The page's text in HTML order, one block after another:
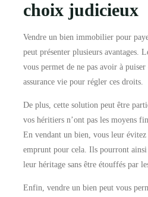
choix judicieux
Vendre un bien immobilier pour
peut présenter plusieurs avantages.
vous permet de ne pas avoir à
assurance vie pour régler ces droits.
De plus, cette solution peut être
vos héritiers n’ont pas les moyens
En vendant un bien, vous leur
emprunt pour cela. Ils pourront
leur héritage sans être étouffés par
Enfin, vendre un bien peut vous